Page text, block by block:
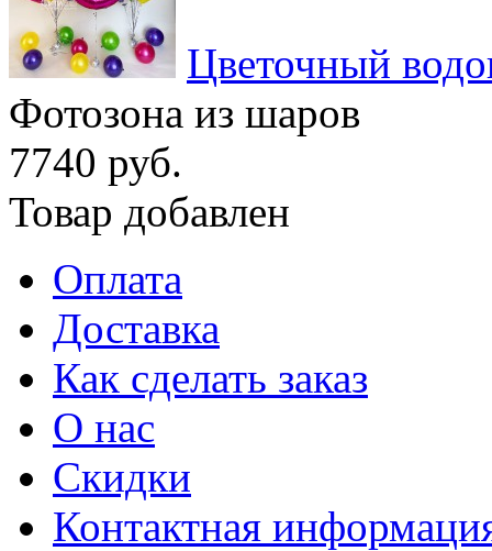
Цветочный
Фотозона из шаров
7740 руб.
Товар добавлен
Оплата
Доставка
Как сделать заказ
О нас
Скидки
Контактная